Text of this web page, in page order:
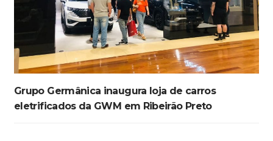
Grupo Germânica inaugura loja de carros
eletrificados da GWM em Ribeirão Preto